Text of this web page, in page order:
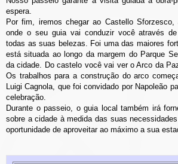
espera.
Por fim, iremos chegar ao Castello Sforzesco,
onde o seu guia vai conduzir você através
todas as suas belezas. Foi uma das maiores
está situada ao longo da margem do Parque
da cidade. Do castelo você vai ver o Arco da
Os trabalhos para a construção do arco
Luigi Cagnola, que foi convidado por Napoleão
celebração.
Durante o passeio, o guia local também irá
sobre a cidade à medida das suas
oportunidade de aproveitar ao máximo a sua